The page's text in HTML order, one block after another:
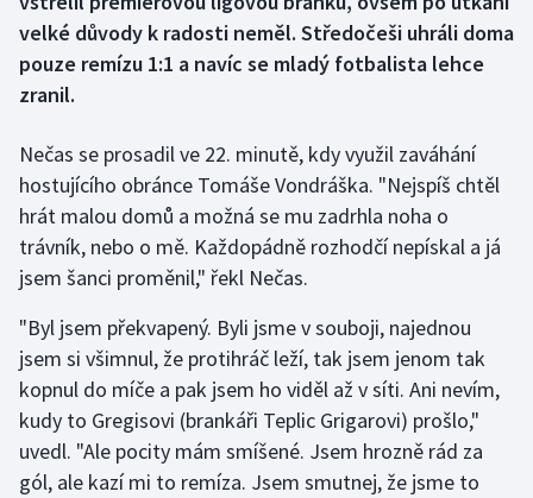
Dostihy
Futsal
Golf
Gymnastika
Házená
Jezdectví
Judo
velké důvody k radosti neměl. Středočeši uhráli doma
pouze remízu 1:1 a navíc se mladý fotbalista lehce
zranil.
Nečas se prosadil ve 22. minutě, kdy využil zaváhání
hostujícího obránce Tomáše Vondráška. "Nejspíš chtěl
hrát malou domů a možná se mu zadrhla noha o
trávník, nebo o mě. Každopádně rozhodčí nepískal a já
jsem šanci proměnil," řekl Nečas.
"Byl jsem překvapený. Byli jsme v souboji, najednou
jsem si všimnul, že protihráč leží, tak jsem jenom tak
kopnul do míče a pak jsem ho viděl až v síti. Ani nevím,
kudy to Gregisovi (brankáři Teplic Grigarovi) prošlo,"
uvedl. "Ale pocity mám smíšené. Jsem hrozně rád za
gól, ale kazí mi to remíza. Jsem smutnej, že jsme to